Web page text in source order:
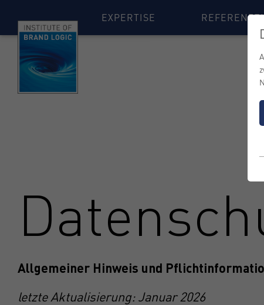
EXPERTISE
Allgemeiner Hinweis und
letzte Aktualisierung: Januar 2026